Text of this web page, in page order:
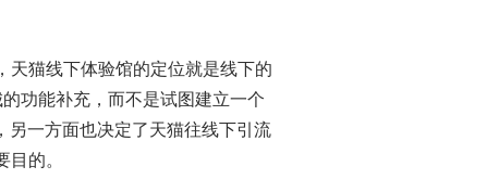
天猫线下体验馆的定位就是线下的
功能补充，而不是试图建立一个
另一方面也决定了天猫往线下引流
的。